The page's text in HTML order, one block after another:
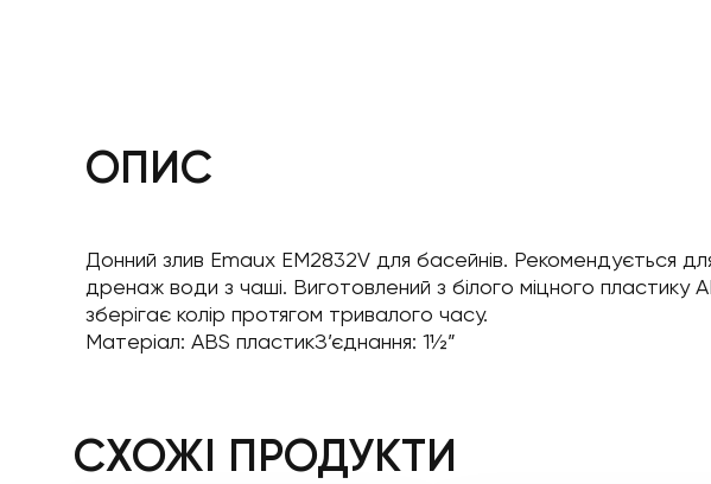
ОПИС
Донний злив Emaux EM2832V для басейнів. Рекомендується
дренаж води з чаші. Виготовлений з білого міцного пластику
зберігає колір протягом тривалого часу.
Матеріал: ABS пластикЗ’єднання: 1½”
СХОЖІ ПРОДУКТИ